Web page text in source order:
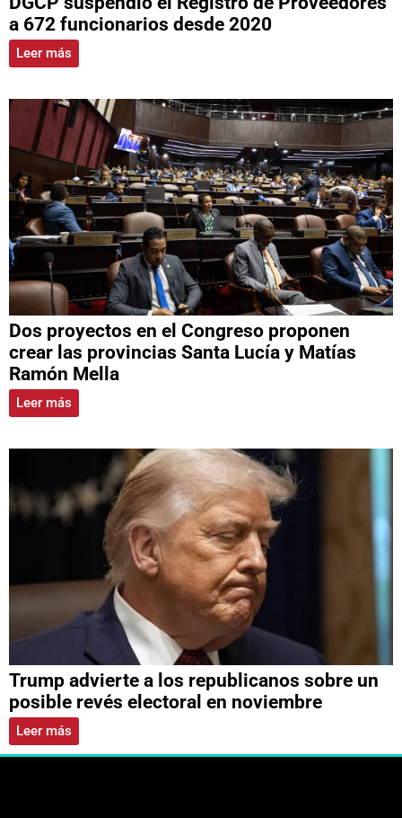
a 672 funcionarios desde 2020
Leer más
Dos proyectos en el Congreso proponen
crear las provincias Santa Lucía y Matías
Ramón Mella
Leer más
Trump advierte a los republicanos sobre un
posible revés electoral en noviembre
Leer más